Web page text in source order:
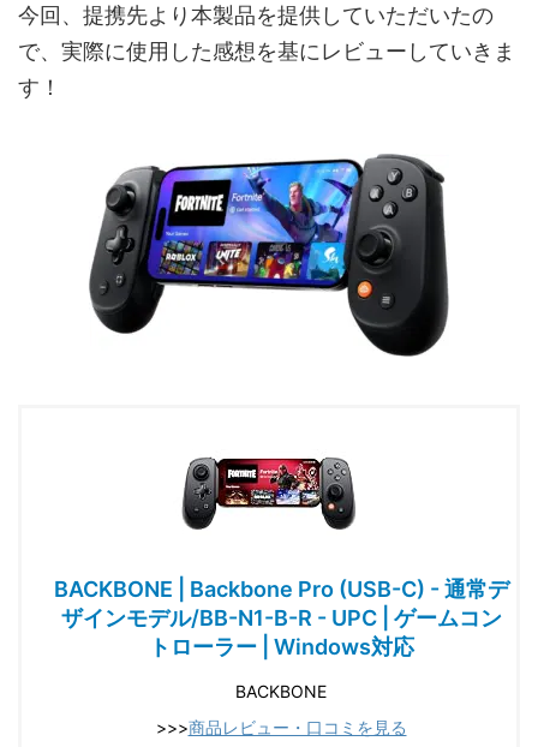
今回、提携先より本製品を提供していただいたの
で、実際に使用した感想を基にレビューしていきま
す！
BACKBONE | Backbone Pro (USB-C) - 通常デ
ザインモデル/BB-N1-B-R - UPC | ゲームコン
トローラー | Windows対応
BACKBONE
>>>商品レビュー・口コミを見る